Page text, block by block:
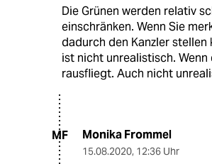
Die Grünen werden relativ
einschränken. Wenn Sie
dadurch den Kanzler stellen
ist nicht unrealistisch. Wenn
rausfliegt. Auch nicht
MF Monika Frommel
15.08.2020, 12:36 Uhr